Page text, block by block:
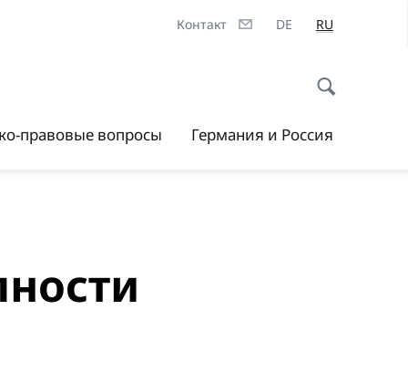
Контакт DE RU
правовые вопросы Германия и Россия